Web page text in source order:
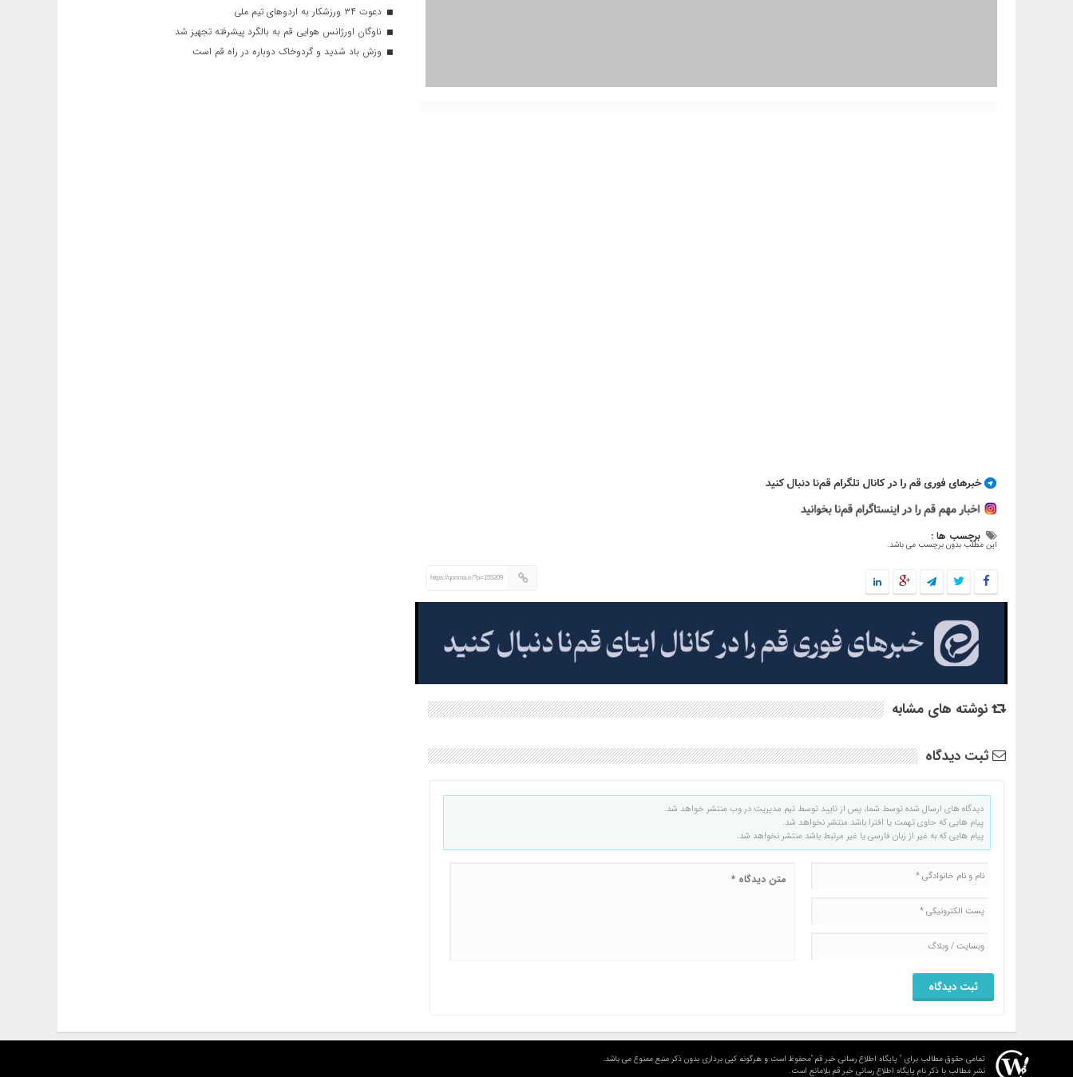
برچسب ها :
این مطلب بدون برچسب می باشد.
https://qomna.ir/?p=155209
نوشته های مشابه
ثبت دیدگاه
دیدگاه های ارسال شده توسط شما، پس از تایید توسط تیم مدیریت در وب منتشر خواهد شد.
پیام هایی که حاوی تهمت یا افترا باشد منتشر نخواهد شد.
پیام هایی که به غیر از زبان فارسی یا غیر مرتبط باشد منتشر نخواهد شد.
دعوت ۳۴ ورزشکار به اردوهای تیم ملی
ناوگان اورژانس هوایی قم به بالگرد پیشرفته تجهیز شد
وزش باد شدید و گردوخاک دوباره در راه قم است
تمامی حقوق مطالب برای " پایگاه اطلاع رسانی خبر قم "محفوظ است و هرگونه کپی برداری بدون ذکر منبع ممنوع می باشد.
نشر مطالب با ذکر نام پایگاه اطلاع رسانی خبر قم بلامانع است.